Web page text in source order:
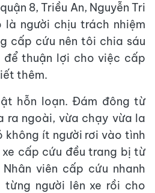
8, Triều An, Nguyễn Tri
là người chịu trách nhiệm
cấp cứu nên tôi chia sáu
để thuận lợi cho việc cấp
thêm.
hỗn loạn. Đám đông từ
ra ngoài, vừa chạy vừa la
không ít người rơi vào tình
cấp cứu đều trang bị từ
viên cấp cứu nhanh
người lên xe rồi cho